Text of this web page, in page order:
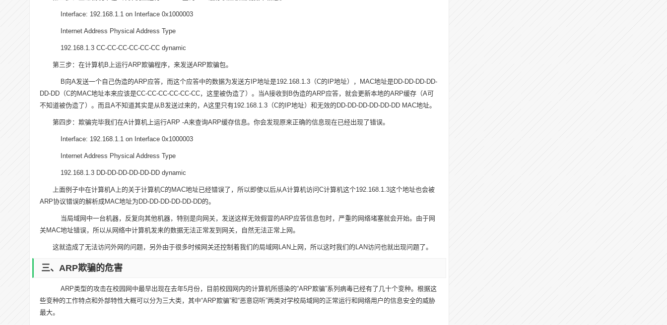
Interface: 192.168.1.1 on Interface 0x1000003
Internet Address Physical Address Type
192.168.1.3 CC-CC-CC-CC-CC-CC dynamic
第三步：在计算机B上运行ARP欺骗程序，来发送ARP欺骗包。
B向A发送一个自己伪造的ARP应答，而这个应答中的数据为发送方IP地址是192.168.1.3（C的IP地址），MAC地址是DD-DD-DD-DD-
DD-DD（C的MAC地址本来应该是CC-CC-CC-CC-CC-CC，这里被伪造了）。当A接收到B伪造的ARP应答，就会更新本地的ARP缓存（A可
不知道被伪造了）。而且A不知道其实是从B发送过来的，A这里只有192.168.1.3（C的IP地址）和无效的DD-DD-DD-DD-DD-DD MAC地址。
第四步：欺骗完毕我们在A计算机上运行ARP -A来查询ARP缓存信息。你会发现原来正确的信息现在已经出现了错误。
Interface: 192.168.1.1 on Interface 0x1000003
Internet Address Physical Address Type
192.168.1.3 DD-DD-DD-DD-DD-DD dynamic
上面例子中在计算机A上的关于计算机C的MAC地址已经错误了，所以即使以后从A计算机访问C计算机这个192.168.1.3这个地址也会被
ARP协议错误的解析成MAC地址为DD-DD-DD-DD-DD-DD的。
当局域网中一台机器，反复向其他机器，特别是向网关，发送这样无效假冒的ARP应答信息包时，严重的网络堵塞就会开始。由于网
关MAC地址错误，所以从网络中计算机发来的数据无法正常发到网关，自然无法正常上网。
这就造成了无法访问外网的问题，另外由于很多时候网关还控制着我们的局域网LAN上网，所以这时我们的LAN访问也就出现问题了。
三、ARP欺骗的危害
ARP类型的攻击在校园网中最早出现在去年5月份，目前校园网内的计算机所感染的“ARP欺骗”系列病毒已经有了几十个变种。根据这
些变种的工作特点和外部特性大概可以分为三大类，其中“ARP欺骗”和“恶意窃听”两类对学校局域网的正常运行和网络用户的信息安全的威胁
最大。